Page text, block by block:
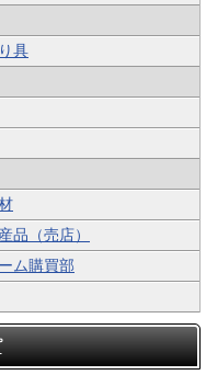
具
品（売店）
ム購買部